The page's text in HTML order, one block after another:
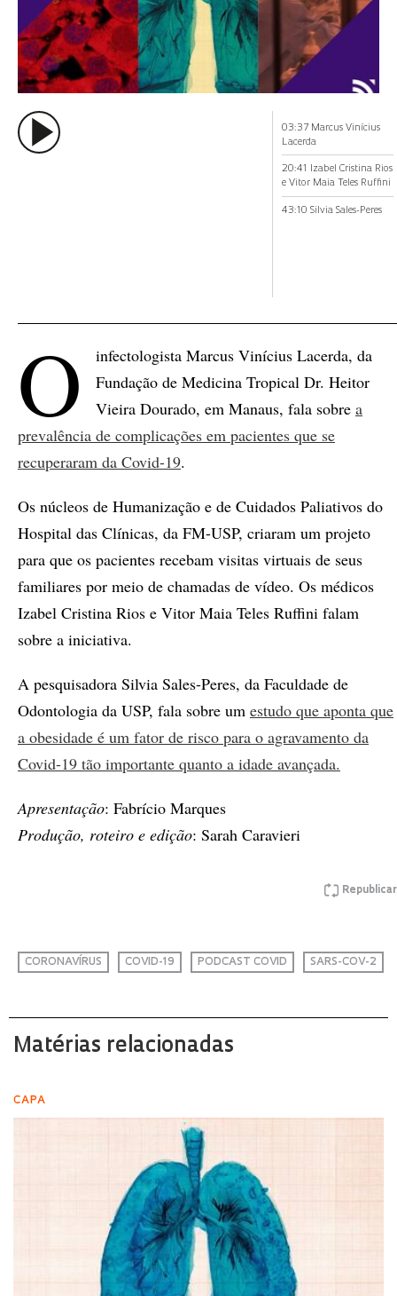
03:37 Marcus Vinícius
Lacerda
20:41 Izabel Cristina Rios
e Vitor Maia Teles Ruffini
43:10 Silvia Sales-Peres
O
infectologista Marcus Vinícius Lacerda, da
Fundação de Medicina Tropical Dr. Heitor
Vieira Dourado, em Manaus, fala sobre a
prevalência de complicações em pacientes que se
recuperaram da Covid-19.
Os núcleos de Humanização e de Cuidados Paliativos do
Hospital das Clínicas, da FM-USP, criaram um projeto
para que os pacientes recebam visitas virtuais de seus
familiares por meio de chamadas de vídeo. Os médicos
Izabel Cristina Rios e Vitor Maia Teles Ruffini falam
sobre a iniciativa.
A pesquisadora Silvia Sales-Peres, da Faculdade de
Odontologia da USP, fala sobre um estudo que aponta que
a obesidade é um fator de risco para o agravamento da
Covid-19 tão importante quanto a idade avançada.
Apresentação: Fabrício Marques
Produção, roteiro e edição: Sarah Caravieri
Republicar
CORONAVÍRUS COVID-19 PODCAST COVID SARS-COV-2